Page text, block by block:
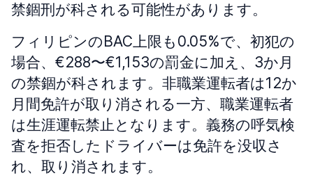
禁錮刑が科される可能性があります。
フィリピンのBAC上限も0.05%で、初犯の
場合、€288〜€1,153の罰金に加え、3か月
の禁錮が科されます。非職業運転者は12か
月間免許が取り消される一方、職業運転者
は生涯運転禁止となります。義務の呼気検
査を拒否したドライバーは免許を没収さ
れ、取り消されます。